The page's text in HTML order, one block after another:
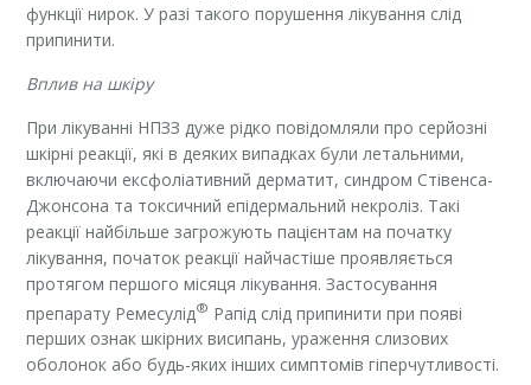
функції нирок. У разі такого порушення лікування слід
припинити.
Вплив на шкіру
При лікуванні НПЗЗ дуже рідко повідомляли про серйозні
шкірні реакції, які в деяких випадках були летальними,
включаючи ексфоліативний дерматит, синдром Стівенса-
Джонсона та токсичний епідермальний некроліз. Такі
реакції найбільше загрожують пацієнтам на початку
лікування, початок реакції найчастіше проявляється
протягом першого місяця лікування. Застосування
препарату Ремесулід® Рапід слід припинити при появі
перших ознак шкірних висипань, ураження слизових
оболонок або будь-яких інших симптомів гіперчутливості.